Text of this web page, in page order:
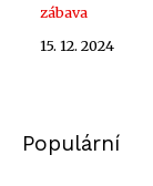
zábava
15. 12. 2024
Populární